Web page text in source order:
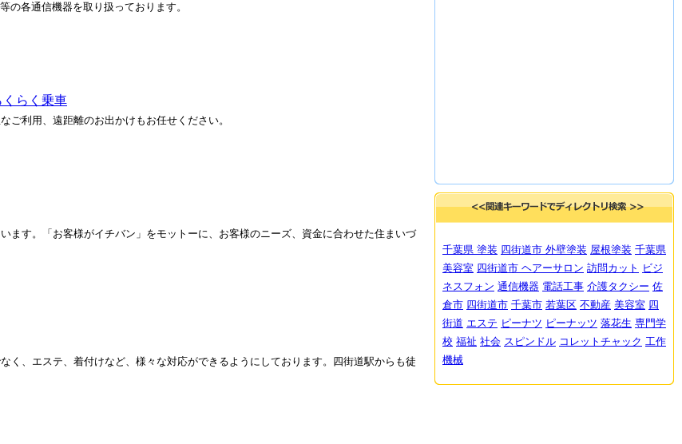
の各通信機器を取り扱っております。
らく乗車
ご利用、遠距離のお出かけもお任せください。
ます。「お客様がイチバン」をモットーに、お客様のニーズ、資金に合わせた住まいづ
、エステ、着付けなど、様々な対応ができるようにしております。四街道駅からも徒
千葉県 塗装 四街道市 外壁塗装 屋根塗装 千葉県
美容室 四街道市 ヘアーサロン 訪問カット ビジ
ネスフォン 通信機器 電話工事 介護タクシー 佐
倉市 四街道市 千葉市 若葉区 不動産 美容室 四
街道 エステ ピーナツ ピーナッツ 落花生 専門学
校 福祉 社会 スピンドル コレットチャック 工作
機械